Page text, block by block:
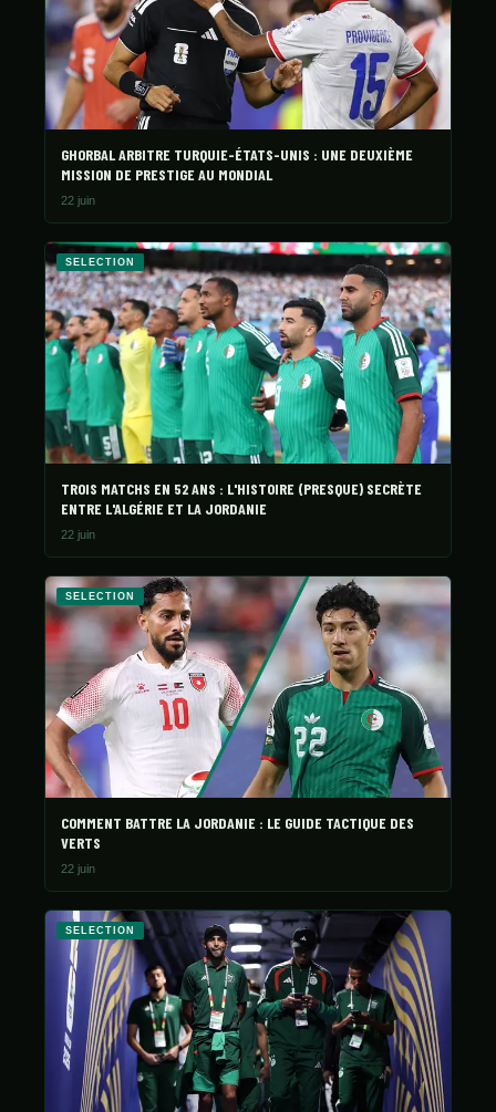
GHORBAL ARBITRE TURQUIE-ÉTATS-UNIS : UNE DEUXIÈME
MISSION DE PRESTIGE AU MONDIAL
22 juin
SELECTION
TROIS MATCHS EN 52 ANS : L'HISTOIRE (PRESQUE) SECRÈTE
ENTRE L'ALGÉRIE ET LA JORDANIE
22 juin
SELECTION
COMMENT BATTRE LA JORDANIE : LE GUIDE TACTIQUE DES
VERTS
22 juin
SELECTION